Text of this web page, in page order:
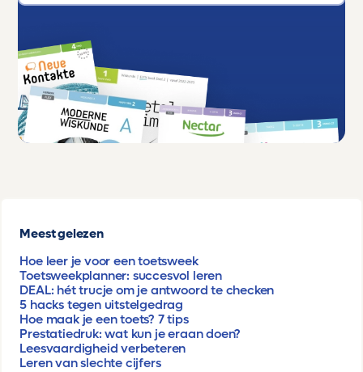
Meest gelezen
Hoe leer je voor een toetsweek
Toetsweekplanner: succesvol leren
DEAL: hét trucje om je antwoord te checken
5 hacks tegen uitstelgedrag
Hoe maak je een toets? 7 tips
Prestatiedruk: wat kun je eraan doen?
Leesvaardigheid verbeteren
Leren van slechte cijfers